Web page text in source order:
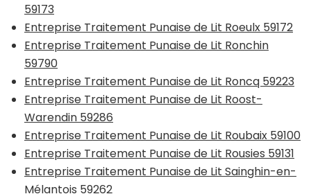
59173
Entreprise Traitement Punaise de Lit Roeulx 59172
Entreprise Traitement Punaise de Lit Ronchin
59790
Entreprise Traitement Punaise de Lit Roncq 59223
Entreprise Traitement Punaise de Lit Roost-
Warendin 59286
Entreprise Traitement Punaise de Lit Roubaix 59100
Entreprise Traitement Punaise de Lit Rousies 59131
Entreprise Traitement Punaise de Lit Sainghin-en-
Mélantois 59262